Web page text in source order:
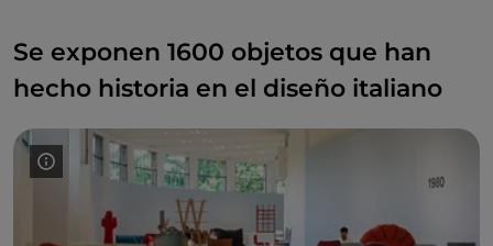
Se exponen 1600 objetos que han
hecho historia en el diseño italiano